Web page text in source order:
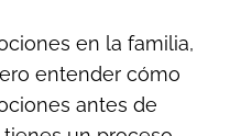
en la familia,
entender cómo
antes de